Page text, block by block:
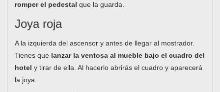
romper el pedestal que la guarda.
Joya roja
A la izquierda del ascensor y antes de llegar al mostrador.
Tienes que lanzar la ventosa al mueble bajo el cuadro del
hotel y tirar de ella. Al hacerlo abrirás el cuadro y aparecerá
la joya.